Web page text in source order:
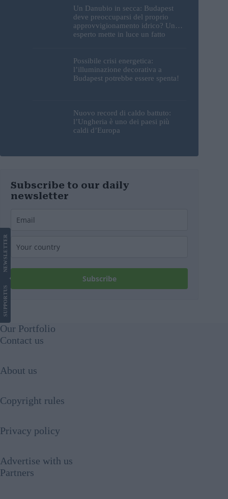
Un Danubio in secca: Budapest
deve preoccuparsi del proprio
approvvigionamento idrico? Un
esperto mette in luce un fatto
Possibile crisi energetica:
l’illuminazione decorativa a
Budapest potrebbe essere spenta!
Nuovo record di caldo battuto:
l’Ungheria è uno dei paesi più
caldi d’Europa
Subscribe to our daily
newsletter
Subscribe
SUPPORT
US
NEWS
LETTER
Our Portfolio
Contact us
About us
Copyright rules
Privacy policy
Advertise with us
Partners